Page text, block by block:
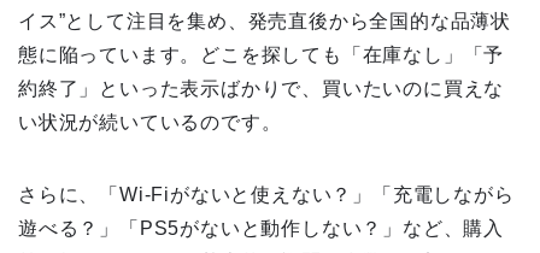
イス”として注目を集め、発売直後から全国的な品薄状
態に陥っています。どこを探しても「在庫なし」「予
約終了」といった表示ばかりで、買いたいのに買えな
い状況が続いているのです。
さらに、「Wi-Fiがないと使えない？」「充電しながら
遊べる？」「PS5がないと動作しない？」など、購入